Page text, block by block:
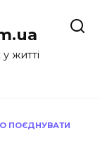
житті
ПОЄДНУВАТИ